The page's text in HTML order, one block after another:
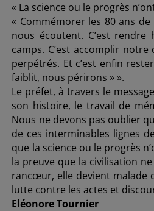
« La science ou le progrès
« Commémorer les 80 ans
nous écoutent. C’est
camps. C’est accomplir
perpétrés. Et c’est enfin
faiblit, nous périrons » ».
Le préfet, à travers le
son histoire, le travail de
Nous ne devons pas oublier
de ces interminables lignes
que la science ou le progrès
la preuve que la civilisation
rancœur, elle devient malade
lutte contre les actes et
Eléonore Tournier